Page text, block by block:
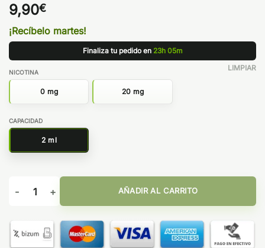
Valorado
con5 de 5
en base a
1
valoración
de un
9,90€
¡Recíbelo martes!
Finaliza tu pedido en 23h 05m
NICOTINA
0 mg 20 mg
CAPACIDAD
2 ml
LIMPIAR
Pod desechable Guanabana Lime Ice 800puffs - Bud Vape
AÑADIR AL CARRITO